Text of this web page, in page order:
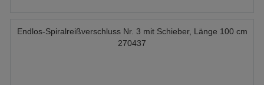
Endlos-Spiralreißverschluss Nr. 3 mit Schieber, Länge 100 cm
270437